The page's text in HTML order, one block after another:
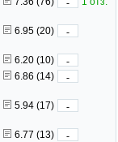
6.95 (20)
-
6.20 (10)
-
6.86 (14)
-
5.94 (17)
-
6.77 (13)
-